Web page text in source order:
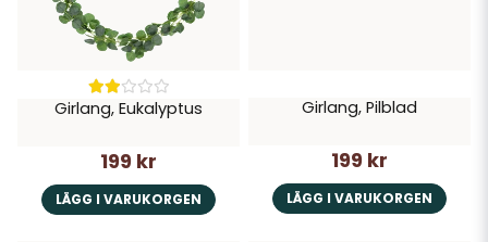
Girlang, Eukalyptus
199 kr
LÄGG I VARUKORGEN
Girlang, Pilblad
199 kr
LÄGG I VARUKORGEN